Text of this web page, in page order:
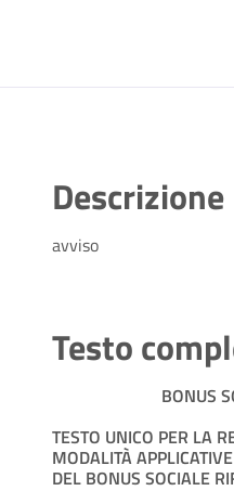
Descrizione
avviso
Testo
BONUS
TESTO UNICO PER LA
MODALITÀ
DEL BONUS SOCIALE